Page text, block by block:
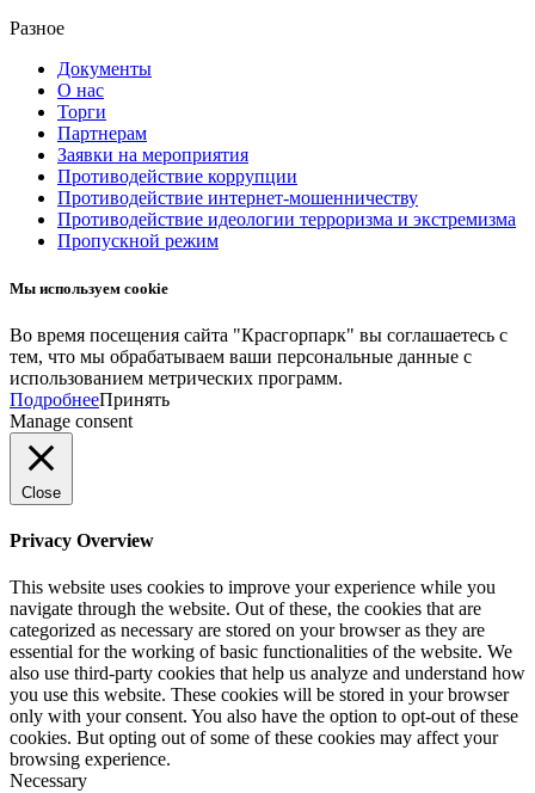
Разное
Документы
О нас
Торги
Партнерам
Заявки на мероприятия
Противодействие коррупции
Противодействие интернет-мошенничеству
Противодействие идеологии терроризма и экстремизма
Пропускной режим
Мы используем cookie
Во время посещения сайта "Красгорпарк" вы соглашаетесь с
тем, что мы обрабатываем ваши персональные данные с
использованием метрических программ.
ПодробнееПринять
Manage consent
Close
Privacy Overview
This website uses cookies to improve your experience while you
navigate through the website. Out of these, the cookies that are
categorized as necessary are stored on your browser as they are
essential for the working of basic functionalities of the website. We
also use third-party cookies that help us analyze and understand how
you use this website. These cookies will be stored in your browser
only with your consent. You also have the option to opt-out of these
cookies. But opting out of some of these cookies may affect your
browsing experience.
Necessary